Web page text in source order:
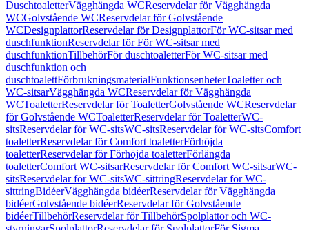
DuschtoaletterVägghängda WCReservdelar för Vägghängda
WCGolvstående WCReservdelar för Golvstående
WCDesignplattorReservdelar för DesignplattorFör WC-sitsar med
duschfunktionReservdelar för För WC-sitsar med
duschfunktionTillbehörFör duschtoaletterFör WC-sitsar med
duschfunktion och
duschtoalettFörbrukningsmaterialFunktionsenheterToaletter och
WC-sitsarVägghängda WCReservdelar för Vägghängda
WCToaletterReservdelar för ToaletterGolvstående WCReservdelar
för Golvstående WCToaletterReservdelar för ToaletterWC-
sitsReservdelar för WC-sitsWC-sitsReservdelar för WC-sitsComfort
toaletterReservdelar för Comfort toaletterFörhöjda
toaletterReservdelar för Förhöjda toaletterFörlängda
toaletterComfort WC-sitsarReservdelar för Comfort WC-sitsarWC-
sitsReservdelar för WC-sitsWC-sittringReservdelar för WC-
sittringBidéerVägghängda bidéerReservdelar för Vägghängda
bidéerGolvstående bidéerReservdelar för Golvstående
bidéerTillbehörReservdelar för TillbehörSpolplattor och WC-